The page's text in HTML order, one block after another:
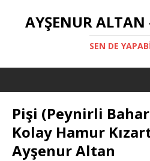
AYŞENUR ALTAN
SEN DE
Pişi (Peynirli
Kolay Hamur
Ayşenur Altan